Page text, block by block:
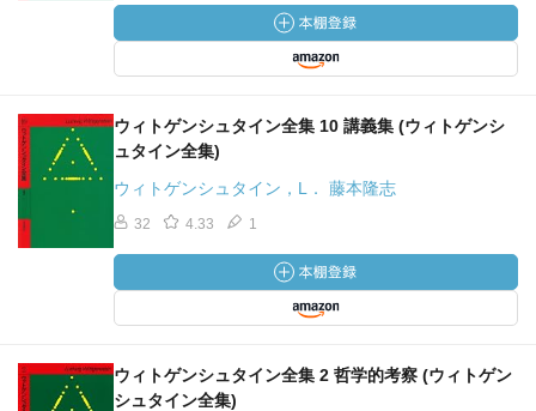
ウィトゲンシュタイン全集 10 講義集 (ウィトゲンシ
ュタイン全集)
ウィトゲンシュタイン，L． 藤本隆志
32 4.33 1
ウィトゲンシュタイン全集 2 哲学的考察 (ウィトゲン
シュタイン全集)